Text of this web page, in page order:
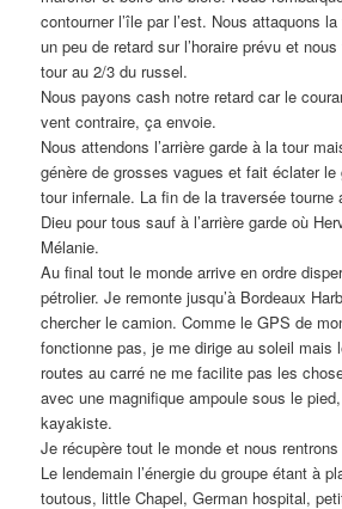
contourner l’île par l’est. Nous attaquons
un peu de retard sur l’horaire prévu et
tour au 2/3 du russel.
Nous payons cash notre retard car le
vent contraire, ça envoie.
Nous attendons l’arrière garde à la tour
génère de grosses vagues et fait éclater
tour infernale. La fin de la traversée tourne
Dieu pour tous sauf à l’arrière garde où
Mélanie.
Au final tout le monde arrive en ordre
pétrolier. Je remonte jusqu’à Bordeaux
chercher le camion. Comme le GPS de
fonctionne pas, je me dirige au soleil mais
routes au carré ne me facilite pas les
avec une magnifique ampoule sous le
kayakiste.
Je récupère tout le monde et nous
Le lendemain l’énergie du groupe étant à
toutous, little Chapel, German hospital,